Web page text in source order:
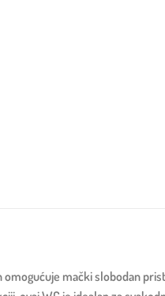
omogućuje mački slobodan